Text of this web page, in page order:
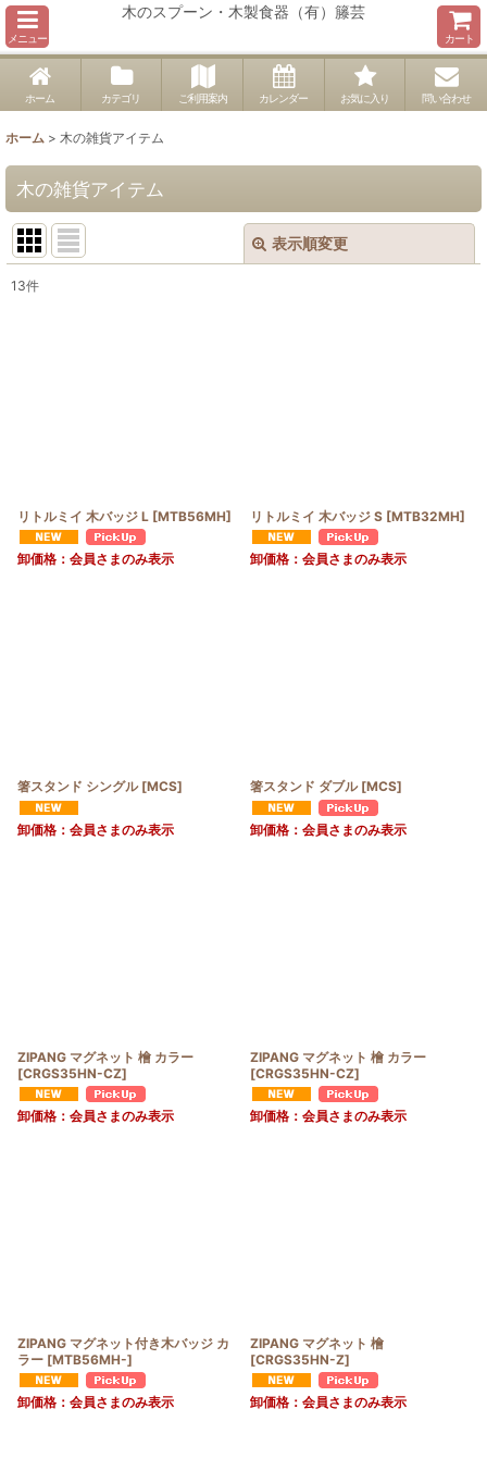
メニュー
木のスプーン・木製食器（有）籐芸
カート
ホーム カテゴリ ご利用案内 カレンダー お気に入り 問い合わせ
ホーム > 木の雑貨アイテム
木の雑貨アイテム
表示順変更
13件
リトルミイ 木バッジ L [MTB56MH]
卸価格：会員さまのみ表示
リトルミイ 木バッジ S [MTB32MH]
卸価格：会員さまのみ表示
箸スタンド シングル [MCS]
卸価格：会員さまのみ表示
箸スタンド ダブル [MCS]
卸価格：会員さまのみ表示
ZIPANG マグネット 檜 カラー
[CRGS35HN-CZ]
卸価格：会員さまのみ表示
ZIPANG マグネット 檜 カラー
[CRGS35HN-CZ]
卸価格：会員さまのみ表示
ZIPANG マグネット付き木バッジ カ
ラー [MTB56MH-]
卸価格：会員さまのみ表示
ZIPANG マグネット 檜
[CRGS35HN-Z]
卸価格：会員さまのみ表示